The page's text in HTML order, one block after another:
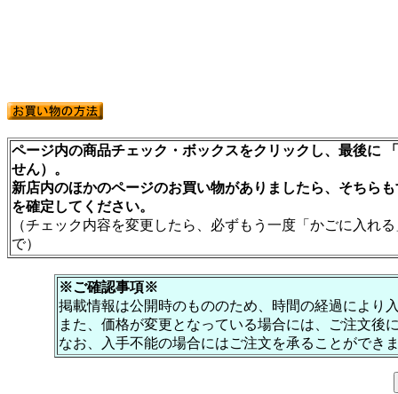
ページ内の商品チェック・ボックスをクリックし、最後に
せん）。
新店内のほかのページのお買い物がありましたら、そちら
を確定してください。
（チェック内容を変更したら、必ずもう一度「かごに入れ
で）
※ご確認事項※
掲載情報は公開時のもののため、時間の経過により
また、価格が変更となっている場合には、ご注文後
なお、入手不能の場合にはご注文を承ることができ